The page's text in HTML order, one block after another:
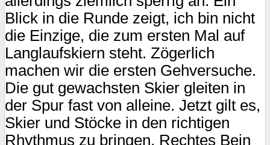
Blick in die Runde zeigt, ich bin nicht
die Einzige, die zum ersten Mal auf
Langlaufskiern steht. Zögerlich
machen wir die ersten Gehversuche.
Die gut gewachsten Skier gleiten in
der Spur fast von alleine. Jetzt gilt es,
Skier und Stöcke in den richtigen
Rhythmus zu bringen. Rechtes Bein